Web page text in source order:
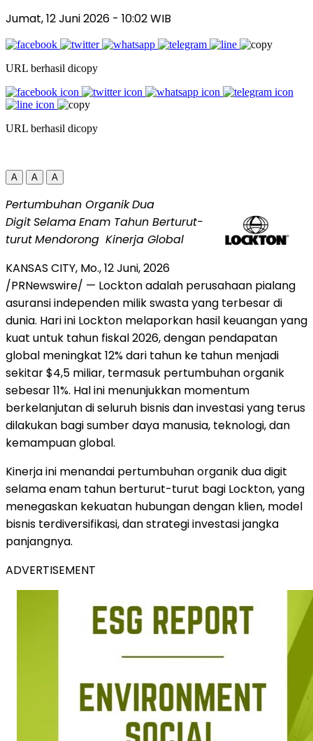
Jumat, 12 Juni 2026 - 10:02 WIB
URL berhasil dicopy
URL berhasil dicopy
A A A
Pertumbuhan OrganikDua
DigitSelamaEnam Tahun Berturut-
turutMendorong Kinerja Global
KANSAS CITY, Mo.,12 Juni, 2026
/PRNewswire/ — Lockton adalah perusahaan pialang
asuransi independen milik swasta yang terbesar di
dunia. Hari ini Lockton melaporkan hasil keuangan yang
kuat untuk tahun fiskal 2026, dengan pendapatan
global meningkat 12% dari tahun ke tahun menjadi
sekitar $4,5 miliar, termasuk pertumbuhan organik
sebesar 11%. Hal ini menunjukkan momentum
berkelanjutan di seluruh bisnis dan investasi yang terus
dilakukan bagi sumber daya manusia, teknologi, dan
kemampuan global.
Kinerja ini menandai pertumbuhan organik dua digit
selama enam tahun berturut-turut bagi Lockton, yang
menegaskan kekuatan hubungan dengan klien, model
bisnis terdiversifikasi, dan strategi investasi jangka
panjangnya.
ADVERTISEMENT